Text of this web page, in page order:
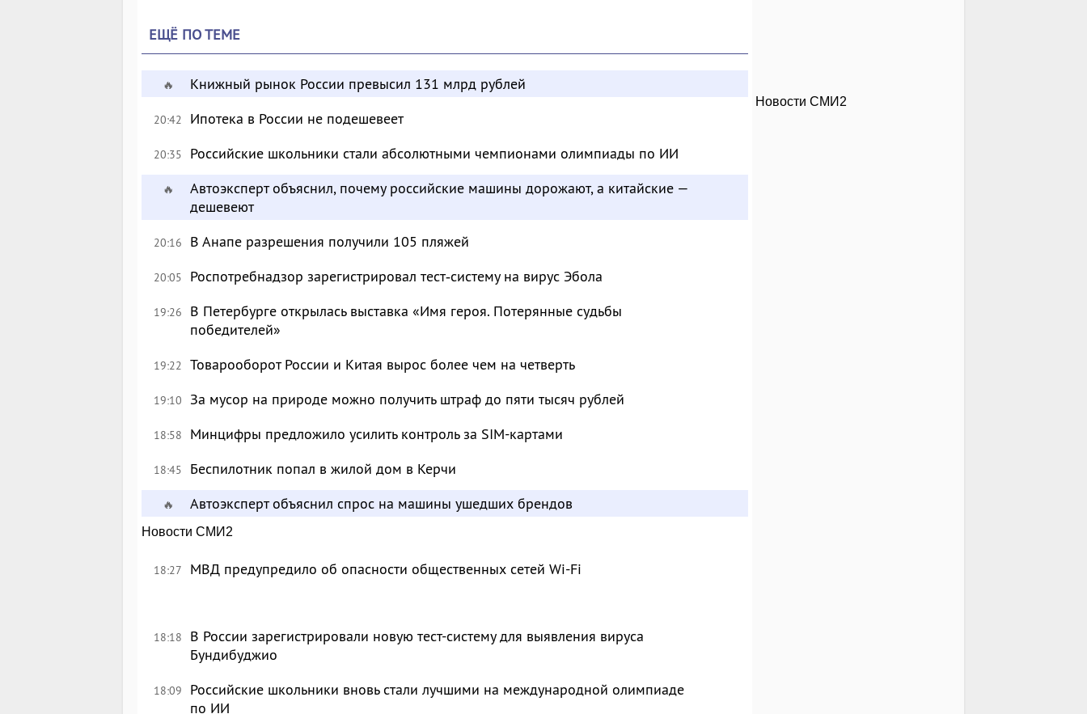
ЕЩЁ ПО ТЕМЕ
🔥 Книжный рынок России превысил 131 млрд рублей
20:42 Ипотека в России не подешевеет
20:35 Российские школьники стали абсолютными чемпионами олимпиады по ИИ
🔥
Автоэксперт объяснил, почему российские машины дорожают, а китайские —
дешевеют
20:16 В Анапе разрешения получили 105 пляжей
20:05 Роспотребнадзор зарегистрировал тест‑систему на вирус Эбола
19:26
В Петербурге открылась выставка «Имя героя. Потерянные судьбы
победителей»
19:22 Товарооборот России и Китая вырос более чем на четверть
19:10 За мусор на природе можно получить штраф до пяти тысяч рублей
18:58 Минцифры предложило усилить контроль за SIM-картами
18:45 Беспилотник попал в жилой дом в Керчи
🔥 Автоэксперт объяснил спрос на машины ушедших брендов
Новости СМИ2
18:27 МВД предупредило об опасности общественных сетей Wi-Fi
18:18
В России зарегистрировали новую тест-систему для выявления вируса
Бундибуджио
18:09
Российские школьники вновь стали лучшими на международной олимпиаде
по ИИ
Новости СМИ2